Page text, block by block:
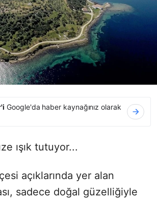
Google'da haber kaynağınız olarak
ışık tutuyor...
açıklarında yer alan
sadece doğal güzelliğiyle